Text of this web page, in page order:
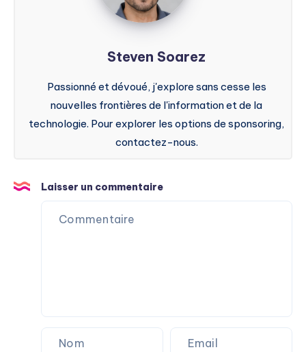
Steven Soarez
Passionné et dévoué, j'explore sans cesse les
nouvelles frontières de l'information et de la
technologie. Pour explorer les options de sponsoring,
contactez-nous.
Laisser un commentaire